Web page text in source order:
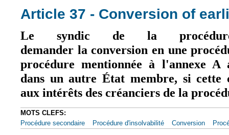
Article 37 - Conversion of
Le syndic de la
demander la conversion en une
procédure mentionnée à l'annexe A
dans un autre État membre, si cette
aux intérêts des créanciers de la
MOTS CLEFS:
Procédure secondaire
Procédure d'insolvabilité Conversion